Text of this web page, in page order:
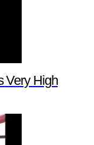
Very High